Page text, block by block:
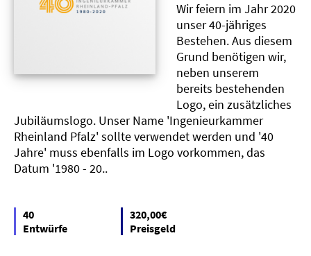
Wir feiern im Jahr 2020
unser 40-jähriges
Bestehen. Aus diesem
Grund benötigen wir,
neben unserem
bereits bestehenden
Logo, ein zusätzliches
Jubiläumslogo. Unser Name 'Ingenieurkammer
Rheinland Pfalz' sollte verwendet werden und '40
Jahre' muss ebenfalls im Logo vorkommen, das
Datum '1980 - 20..
40
Entwürfe
320,00€
Preisgeld